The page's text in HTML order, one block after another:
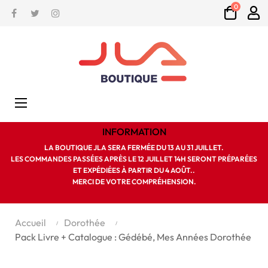
Facebook
Twitter 0
Basculer
navigation
☰
INFORMATION
LA BOUTIQUE JLA SERA FERMÉE DU 13 AU 31 JUILLET.
LES COMMANDES PASSÉES APRÈS LE 12 JUILLET 14H SERONT PRÉPARÉES
ET EXPÉDIÉES À PARTIR DU 4 AOÛT..
MERCI DE VOTRE COMPRÉHENSION.
Accueil
Dorothée
Pack Livre + Catalogue : Gédébé, Mes Années Dorothée